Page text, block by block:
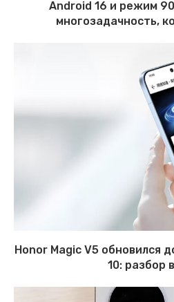
Android 16 и режим
многозадачность,
Honor Magic V5 обновился
10: разбор